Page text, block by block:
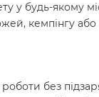
у будь-якому
кемпінгу
без